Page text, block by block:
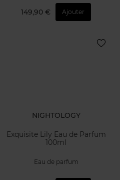
149,90 € Ajouter
NIGHTOLOGY
Exquisite Lily Eau de Parfum
100ml
Eau de parfum